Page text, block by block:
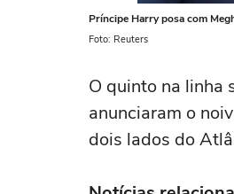
Príncipe Harry posa com
Foto: Reuters
O quinto na linha
anunciaram o
dois lados do